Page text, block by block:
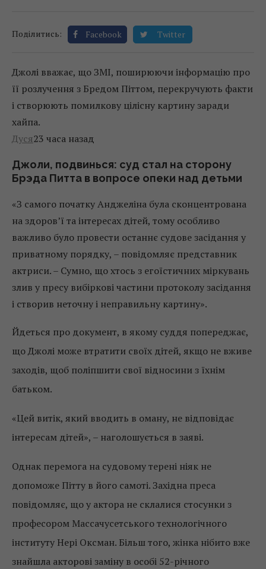
Поділитись: Facebook Twitter
Джолі вважає, що ЗМІ, поширюючи інформацію про
її розлучення з Бредом Піттом, перекручують факти
і створюють помилкову цілісну картину заради
хайпа.
Дуся23 часа назад
Джоли, подвинься: суд стал на сторону
Брэда Питта в вопросе опеки над детьми
«З самого початку Анджеліна була сконцентрована
на здоров’ї та інтересах дітей, тому особливо
важливо було провести останнє судове засідання у
приватному порядку, – повідомляє представник
актриси. – Сумно, що хтось з егоїстичних міркувань
злив у пресу вибіркові частини протоколу засідання
і створив неточну і неправильну картину».
Йдеться про документ, в якому суддя попереджає,
що Джолі може втратити своїх дітей, якщо не вживе
заходів, щоб поліпшити свої відносини з їхнім
батьком.
«Цей витік, який вводить в оману, не відповідає
інтересам дітей», – наголошується в заяві.
Однак перемога на судовому терені ніяк не
допоможе Пітту в його самоті. Західна преса
повідомляє, що у актора не склалися стосунки з
професором Массачусетського технологічного
інституту Нері Оксман. Більш того, жінка нібито вже
знайшла акторові заміну в особі 52-річного